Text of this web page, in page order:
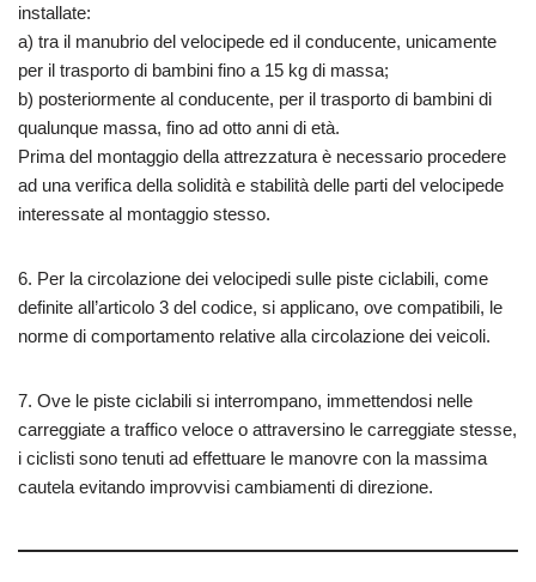
installate:
a) tra il manubrio del velocipede ed il conducente, unicamente
per il trasporto di bambini fino a 15 kg di massa;
b) posteriormente al conducente, per il trasporto di bambini di
qualunque massa, fino ad otto anni di età.
Prima del montaggio della attrezzatura è necessario procedere
ad una verifica della solidità e stabilità delle parti del velocipede
interessate al montaggio stesso.
6. Per la circolazione dei velocipedi sulle piste ciclabili, come
definite all’articolo 3 del codice, si applicano, ove compatibili, le
norme di comportamento relative alla circolazione dei veicoli.
7. Ove le piste ciclabili si interrompano, immettendosi nelle
carreggiate a traffico veloce o attraversino le carreggiate stesse,
i ciclisti sono tenuti ad effettuare le manovre con la massima
cautela evitando improvvisi cambiamenti di direzione.